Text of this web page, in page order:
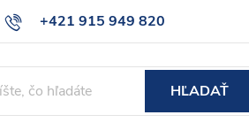
+421 915 949 820
HĽADAŤ